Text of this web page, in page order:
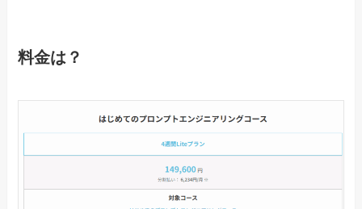
料金は？